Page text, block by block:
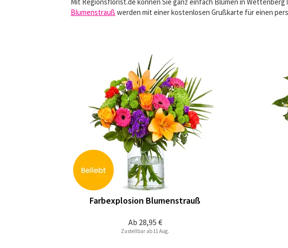
Blumenstrauß werden mit einer kostenlosen Grußkarte für einen
Ab 28,95 €
Farbexplosion Blumenstrauß
Zustellbar ab 11 Aug.